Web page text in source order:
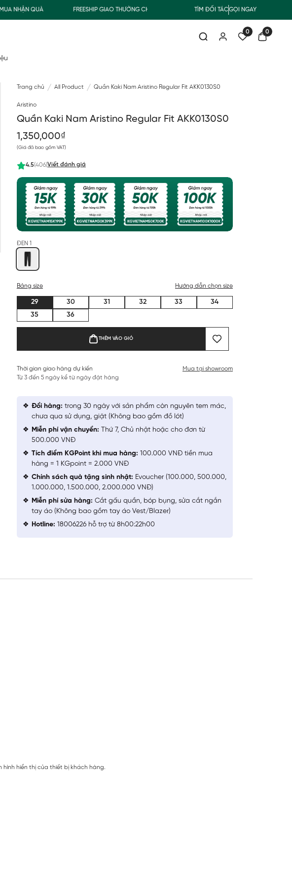
NHẬN QUÀ FREESHIP GIAO THƯỜNG CHO ĐƠN HÀNG TỪ 500.000Đ SUMMER
TÌM ĐỐI TÁCGỌI NGAY
0 0
Trang chủ All Product Quần Kaki Nam Aristino Regular Fit AKK0130S0
Aristino
Quần Kaki Nam Aristino Regular Fit AKK0130S0
1,350,000₫
(Giá đã bao gồm VAT)
4.5(406)Viết đánh giá
ĐEN 1
Bảng size Hướng dẫn chọn size
29 30 31 32 33
34
35
36
THÊM VÀO GIỎ
Thời gian giao hàng dự kiến
Từ 3 đến 5 ngày kể từ ngày đặt hàng
Mua tại showroom
Đổi hàng: trong 30 ngày với sản phẩm còn nguyên tem mác,
chưa qua sử dụng, giặt (Không bao gồm đồ lót)
Miễn phí vận chuyển: Thứ 7, Chủ nhật hoặc cho đơn từ
500.000 VNĐ
Tích điểm KGPoint khi mua hàng: 100.000 VNĐ tiền mua
hàng = 1 KGpoint = 2.000 VNĐ
Chính sách quà tặng sinh nhật: Evoucher (100.000, 500.000,
1.000.000, 1.500.000, 2.000.000 VNĐ)
Miễn phí sửa hàng: Cắt gấu quần, bóp bụng, sửa cắt ngắn
tay áo (Không bao gồm tay áo Vest/Blazer)
Hotline: 18006226 hỗ trợ từ 8h00:22h00
hình hiển thị của thiết bị khách hàng.